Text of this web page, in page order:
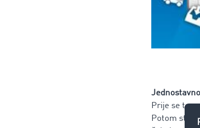
Prije se to
Potom ste